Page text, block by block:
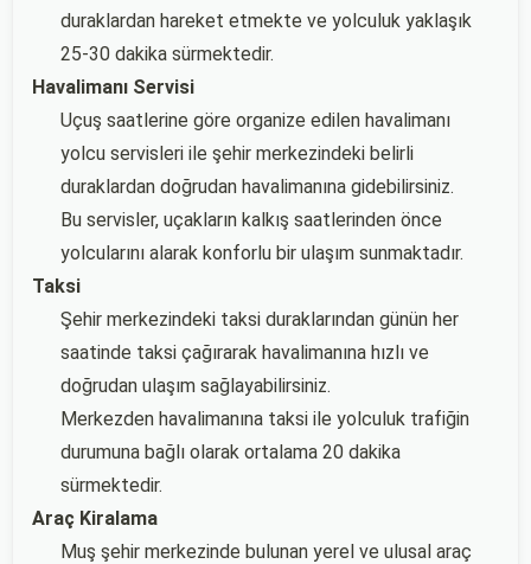
duraklardan hareket etmekte ve yolculuk yaklaşık
25-30 dakika sürmektedir.
Havalimanı Servisi
Uçuş saatlerine göre organize edilen havalimanı
yolcu servisleri ile şehir merkezindeki belirli
duraklardan doğrudan havalimanına gidebilirsiniz.
Bu servisler, uçakların kalkış saatlerinden önce
yolcularını alarak konforlu bir ulaşım sunmaktadır.
Taksi
Şehir merkezindeki taksi duraklarından günün her
saatinde taksi çağırarak havalimanına hızlı ve
doğrudan ulaşım sağlayabilirsiniz.
Merkezden havalimanına taksi ile yolculuk trafiğin
durumuna bağlı olarak ortalama 20 dakika
sürmektedir.
Araç Kiralama
Muş şehir merkezinde bulunan yerel ve ulusal araç